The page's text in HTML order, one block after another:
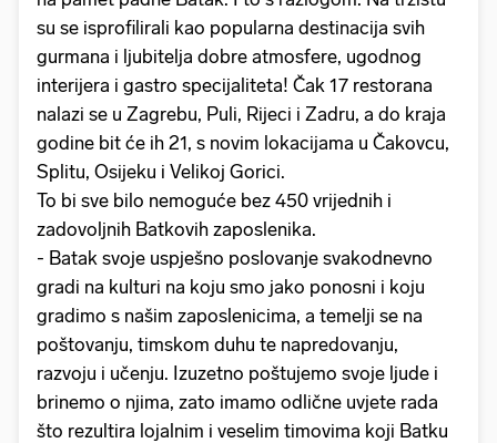
su se isprofilirali kao popularna destinacija svih
gurmana i ljubitelja dobre atmosfere, ugodnog
interijera i gastro specijaliteta! Čak 17 restorana
nalazi se u Zagrebu, Puli, Rijeci i Zadru, a do kraja
godine bit će ih 21, s novim lokacijama u Čakovcu,
Splitu, Osijeku i Velikoj Gorici.
To bi sve bilo nemoguće bez 450 vrijednih i
zadovoljnih Batkovih zaposlenika.
- Batak svoje uspješno poslovanje svakodnevno
gradi na kulturi na koju smo jako ponosni i koju
gradimo s našim zaposlenicima, a temelji se na
poštovanju, timskom duhu te napredovanju,
razvoju i učenju. Izuzetno poštujemo svoje ljude i
brinemo o njima, zato imamo odlične uvjete rada
što rezultira lojalnim i veselim timovima koji Batku